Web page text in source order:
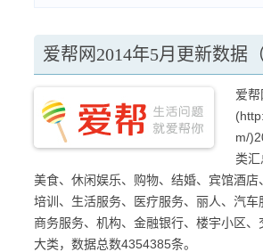
爱帮网2014年5月更新数据（
爱帮
m/
类
美食、休闲娱乐、购物、结婚、宾馆酒店
培训、生活服务、医疗服务、丽人、汽车
商务服务、机构、金融银行、楼宇小区
大类，数据总数4354385条。